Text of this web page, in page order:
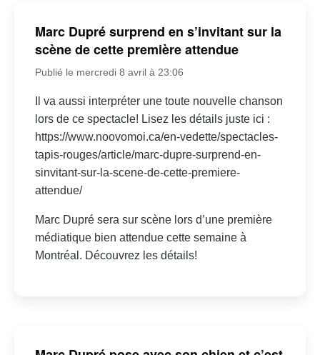
Marc Dupré surprend en s’invitant sur la
scène de cette première attendue
Publié le mercredi 8 avril à 23:06
Il va aussi interpréter une toute nouvelle chanson
lors de ce spectacle! Lisez les détails juste ici :
https://www.noovomoi.ca/en-vedette/spectacles-
tapis-rouges/article/marc-dupre-surprend-en-
sinvitant-sur-la-scene-de-cette-premiere-
attendue/
Marc Dupré sera sur scène lors d’une première
médiatique bien attendue cette semaine à
Montréal. Découvrez les détails!